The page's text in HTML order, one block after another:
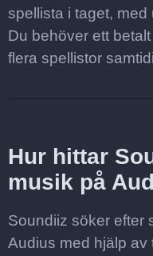
spellista i taget, med
Du behöver ett
flera spellistor
Hur hittar
musik på
Soundiiz söker efter
Audius med hjälp av